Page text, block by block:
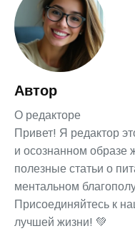
Автор
О редакторе
Привет! Я редактор
и осознанном образе
полезные статьи о
ментальном
Присоединяйтесь к
лучшей жизни! 💚